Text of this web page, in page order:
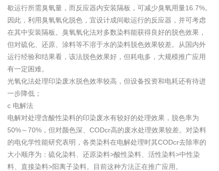
歇运行所需臭氧量，而反应器内安装隔板，可减少臭氧用量16.7%。
因此，利用臭氧氧化脱色，宜设计成间歇运行的反应器，并可考虑
在其中安装隔板。臭氧氧化法对多数染料能获得良好的脱色效果，
但对硫化、还原、涂料等不溶于水的染料脱色效果较差。从国内外
运行经验和结果看，该法脱色效果好，但耗电多，大规模推广应用
有一定困难。
光氧化法处理印染废水脱色效率较高，但设备投资和电耗还有待进
一步降低；
c 电解法
电解对处理含酸性染料的印染废水有较好的处理效果，脱色率为
50%～70%，但对颜色深、CODcr高的废水处理效果较差。对染料
的电化学性能研究表明，各类染料在电解处理时其CODcr去除率的
大小顺序为：硫化染料、还原染料>酸性染料、活性染料>中性染
料、直接染料>阳离子染料。目前这种方法正在推广应用。